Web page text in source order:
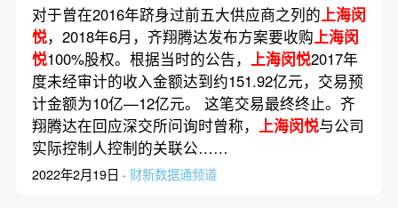
对于曾在2016年跻身过前五大供应商之列的 上海闵
悦，2018年6月，齐翔腾达发布方案要收购 上海闵
悦100%股权。根据当时的公告， 上海闵悦2017年
度未经审计的收入金额达到约151.92亿元，交易预
计金额为10亿—12亿元。 这笔交易最终终止。齐
翔腾达在回应深交所问询时曾称，
上海闵悦与公司
实际控制人控制的关联公……
2022年2月19日 · 财新数据通频道